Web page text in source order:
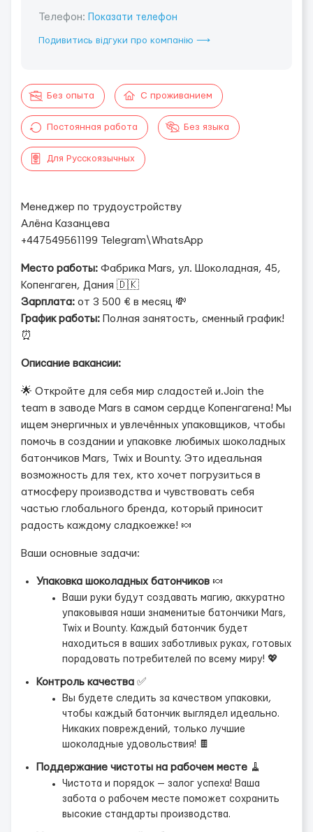
Телефон: Показати телефон
Подивитись відгуки про компанію ⟶
Без опыта С проживанием
Постоянная работа Без языка
Для Русскоязычных
Менеджер по трудоустройству
Алёна Казанцева
+447549561199 Telegram\WhatsApp
Место работы: Фабрика Mars, ул. Шоколадная, 45,
Копенгаген, Дания 🇩🇰
Зарплата: от 3 500 € в месяц 💸
График работы: Полная занятость, сменный график!
⏰
Описание вакансии:
🌟 Откройте для себя мир сладостей и.Join the
team в заводе Mars в самом сердце Копенгагена! Мы
ищем энергичных и увлечённых упаковщиков, чтобы
помочь в создании и упаковке любимых шоколадных
батончиков Mars, Twix и Bounty. Это идеальная
возможность для тех, кто хочет погрузиться в
атмосферу производства и чувствовать себя
частью глобального бренда, который приносит
радость каждому сладкоежке! 🍬
Ваши основные задачи:
Упаковка шоколадных батончиков 🍬
Ваши руки будут создавать магию, аккуратно
упаковывая наши знаменитые батончики Mars,
Twix и Bounty. Каждый батончик будет
находиться в ваших заботливых руках, готовых
порадовать потребителей по всему миру! 💖
Контроль качества ✅
Вы будете следить за качеством упаковки,
чтобы каждый батончик выглядел идеально.
Никаких повреждений, только лучшие
шоколадные удовольствия! 🍫
Поддержание чистоты на рабочем месте 🧹
Чистота и порядок — залог успеха! Ваша
забота о рабочем месте поможет сохранить
высокие стандарты производства.